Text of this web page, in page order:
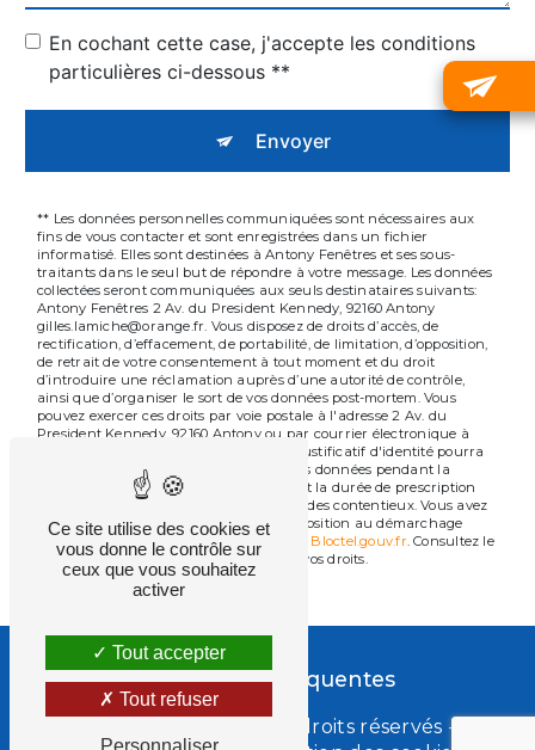
En cochant cette case, j'accepte les conditions
particulières ci-dessous **
Envoyer
** Les données personnelles communiquées sont nécessaires aux
fins de vous contacter et sont enregistrées dans un fichier
informatisé. Elles sont destinées à Antony Fenêtres et ses sous-
traitants dans le seul but de répondre à votre message. Les données
collectées seront communiquées aux seuls destinataires suivants:
Antony Fenêtres 2 Av. du President Kennedy, 92160 Antony
gilles.lamiche@orange.fr. Vous disposez de droits d’accès, de
rectification, d’effacement, de portabilité, de limitation, d’opposition,
de retrait de votre consentement à tout moment et du droit
d’introduire une réclamation auprès d’une autorité de contrôle,
ainsi que d’organiser le sort de vos données post-mortem. Vous
pouvez exercer ces droits par voie postale à l'adresse 2 Av. du
President Kennedy, 92160 Antony ou par courrier électronique à
l'adresse gilles.lamiche@orange.fr. Un justificatif d'identité pourra
vous être demandé. Nous conservons vos données pendant la
période de prise de contact puis pendant la durée de prescription
légale aux fins probatoires et de gestion des contentieux. Vous avez
le droit de vous inscrire sur la liste d'opposition au démarchage
téléphonique, disponible à cette adresse:
Bloctel.gouv.fr . Consultez le
site cnil.fr pour plus d’informations sur vos droits.
Recherches fréquentes
- 2026 - Tous droits réservés -
Ce site utilise des cookies et
vous donne le contrôle sur
ceux que vous souhaitez
activer
Tout accepter
Tout refuser
Personnaliser